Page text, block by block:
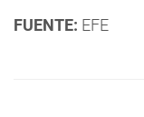
FUENTE: EFE